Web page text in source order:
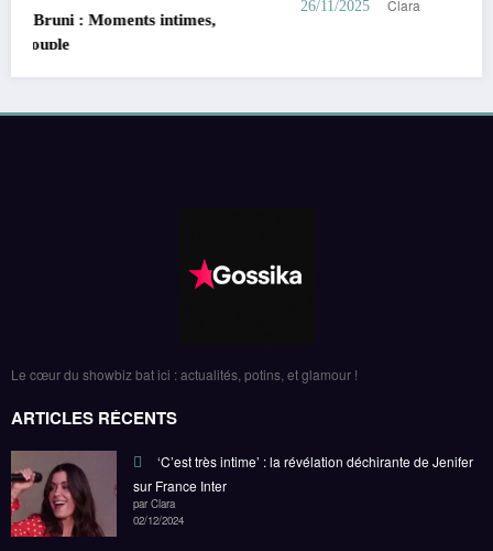
sur France Inter
par Clara
02/12/2024